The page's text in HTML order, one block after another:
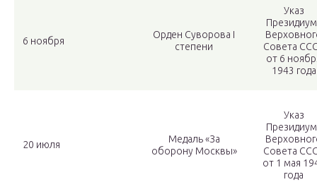
6 ноября
Орден Суворова I
степени
Указ
Совета
от 6
1943 года
20 июля
Медаль «За
оборону Москвы»
Указ
Совета
от 1 мая
года